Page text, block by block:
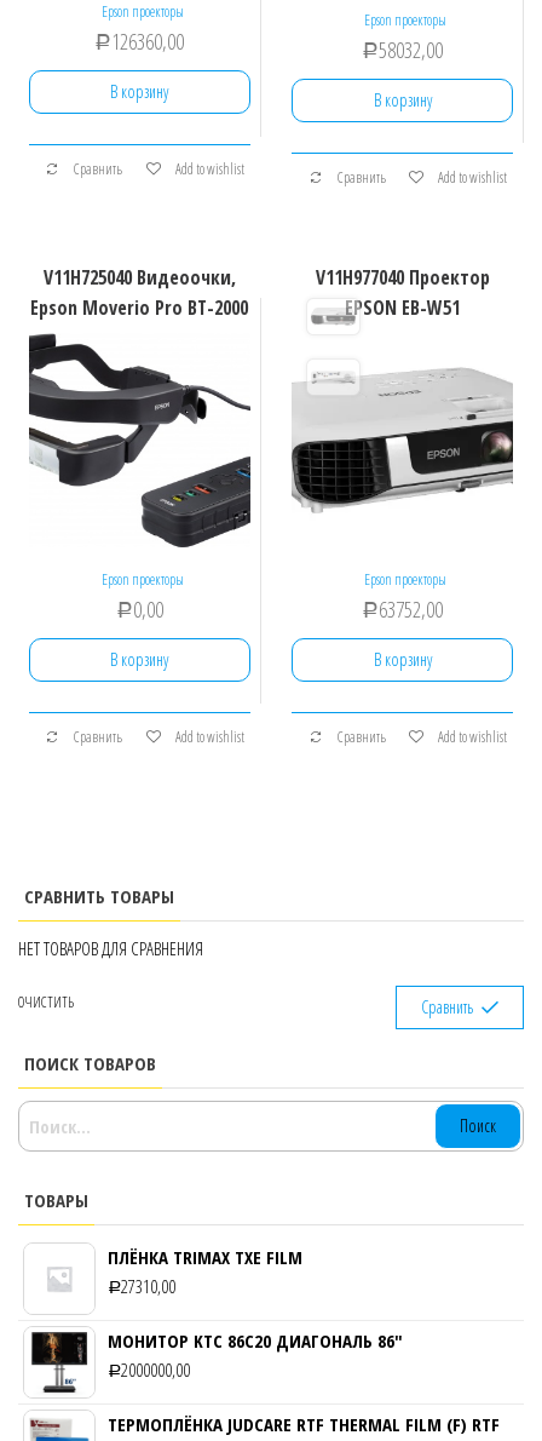
Epson проекторы
Р 126360,00
В корзину
Сравнить Add to wishlist
Epson проекторы
Р58032,00
В корзину
Сравнить Add to wishlist
V11H725040 Видеоочки,
Epson Moverio Pro BT-2000
Epson проекторы
Р0,00
В корзину
Сравнить Add to wishlist
V11H977040 Проектор
EPSON EB-W51
Epson проекторы
Р63752,00
В корзину
Сравнить Add to wishlist
СРАВНИТЬ ТОВАРЫ
НЕТ ТОВАРОВ ДЛЯ СРАВНЕНИЯ
ОЧИСТИТЬ Сравнить
ПОИСК ТОВАРОВ
НАЙТИ:
ТОВАРЫ
ПЛЁНКА TRIMAX TXE FILM
Р27310,00
МОНИТОР KTC 86C20 ДИАГОНАЛЬ 86″
Р2000000,00
ТЕРМОПЛЁНКА JUDCARE RTF THERMAL FILM (F) RTF